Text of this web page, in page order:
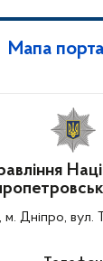
Мапа
м. Дніпро, вул.